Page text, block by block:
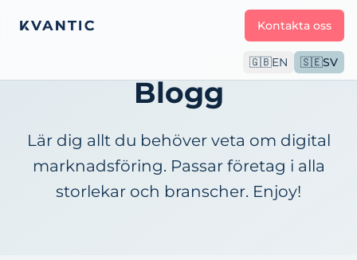
Kontakta oss
🇬🇧EN 🇸🇪SV
Blogg
Lär dig allt du behöver veta om digital
marknadsföring. Passar företag i alla
storlekar och branscher. Enjoy!